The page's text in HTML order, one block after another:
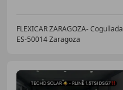
FLEXICAR ZARAGOZA- Cogullada
ES-50014 Zaragoza